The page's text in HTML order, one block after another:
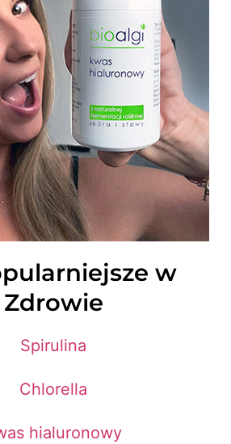
w
Zdrowie
Spirulina
Chlorella
hialuronowy